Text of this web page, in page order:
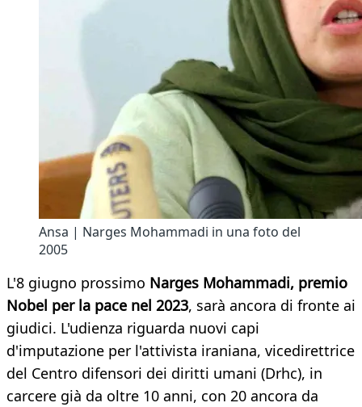
Ansa | Narges Mohammadi in una foto del
2005
L'8 giugno prossimo Narges Mohammadi, premio
Nobel per la pace nel 2023, sarà ancora di fronte ai
giudici. L'udienza riguarda nuovi capi
d'imputazione per l'attivista iraniana, vicedirettrice
del Centro difensori dei diritti umani (Drhc), in
carcere già da oltre 10 anni, con 20 ancora da